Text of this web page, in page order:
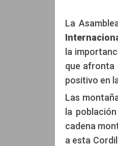
La
la
que afronta
positivo en
Las
la
cadena
a esta